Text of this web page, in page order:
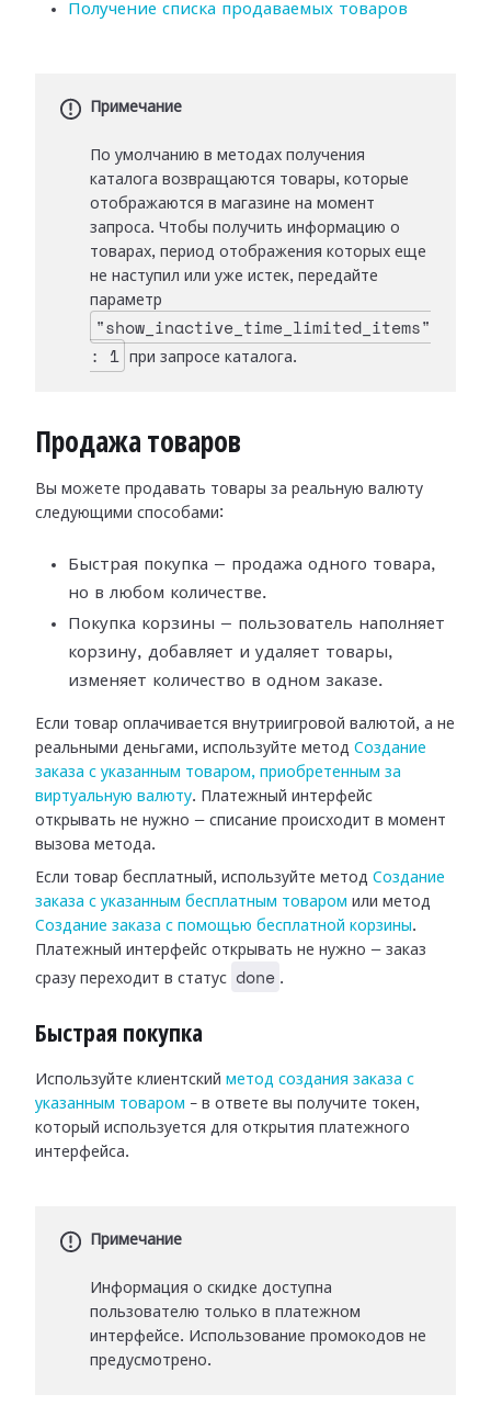
Получение списка продаваемых товаров
Примечание
По умолчанию в методах получения
каталога возвращаются товары, которые
отображаются в магазине на момент
запроса. Чтобы получить информацию о
товарах, период отображения которых еще
не наступил или уже истек, передайте
параметр
"show_inactive_time_limited_items"
: 1
при запросе каталога.
Продажа товаров
Вы можете продавать товары за реальную валюту
следующими способами:
Быстрая покупка — продажа одного товара,
но в любом количестве.
Покупка корзины — пользователь наполняет
корзину, добавляет и удаляет товары,
изменяет количество в одном заказе.
Если товар оплачивается внутриигровой валютой, а не
реальными деньгами, используйте метод Создание
заказа с указанным товаром, приобретенным за
виртуальную валюту. Платежный интерфейс
открывать не нужно — списание происходит в момент
вызова метода.
Если товар бесплатный, используйте метод Создание
заказа с указанным бесплатным товаром или метод
Создание заказа с помощью бесплатной корзины.
Платежный интерфейс открывать не нужно — заказ
сразу переходит в статус
done .
Быстрая покупка
Используйте клиентский метод создания заказа с
указанным товаром – в ответе вы получите токен,
который используется для открытия платежного
интерфейса.
Примечание
Информация о скидке доступна
пользователю только в платежном
интерфейсе. Использование промокодов не
предусмотрено.